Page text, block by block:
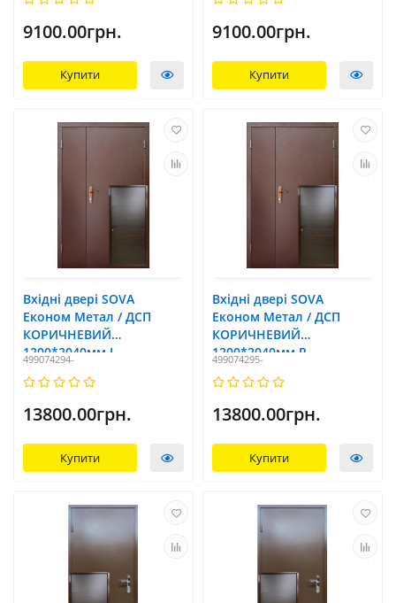
9100.00грн.
Купити
9100.00грн.
Купити
Вхідні двері SOVA
Економ Метал / ДСП
КОРИЧНЕВИЙ
1200*2040мм L
499074294-
13800.00грн.
Купити
Вхідні двері SOVA
Економ Метал / ДСП
КОРИЧНЕВИЙ
1200*2040мм R
499074295-
13800.00грн.
Купити